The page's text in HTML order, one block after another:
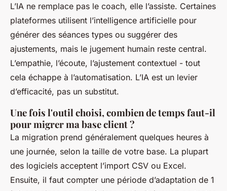
L’IA ne remplace pas le coach, elle l’assiste. Certaines
plateformes utilisent l’intelligence artificielle pour
générer des séances types ou suggérer des
ajustements, mais le jugement humain reste central.
L’empathie, l’écoute, l’ajustement contextuel - tout
cela échappe à l’automatisation. L’IA est un levier
d’efficacité, pas un substitut.
Une fois l'outil choisi, combien de temps faut-il
pour migrer ma base client ?
La migration prend généralement quelques heures à
une journée, selon la taille de votre base. La plupart
des logiciels acceptent l’import CSV ou Excel.
Ensuite, il faut compter une période d’adaptation de 1